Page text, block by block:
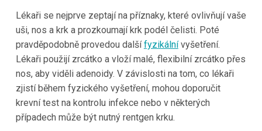
Lékaři se nejprve zeptají na příznaky, které ovlivňují vaše
uši, nos a krk a prozkoumají krk podél čelisti. Poté
pravděpodobně provedou dalšífyzikálnívyšetření.
Lékaři použijí zrcátko a vloží malé, flexibilní zrcátko přes
nos, aby viděli adenoidy. V závislosti na tom, co lékaři
zjistí během fyzického vyšetření, mohou doporučit
krevní test na kontrolu infekce nebo v některých
případech může být nutný rentgen krku.